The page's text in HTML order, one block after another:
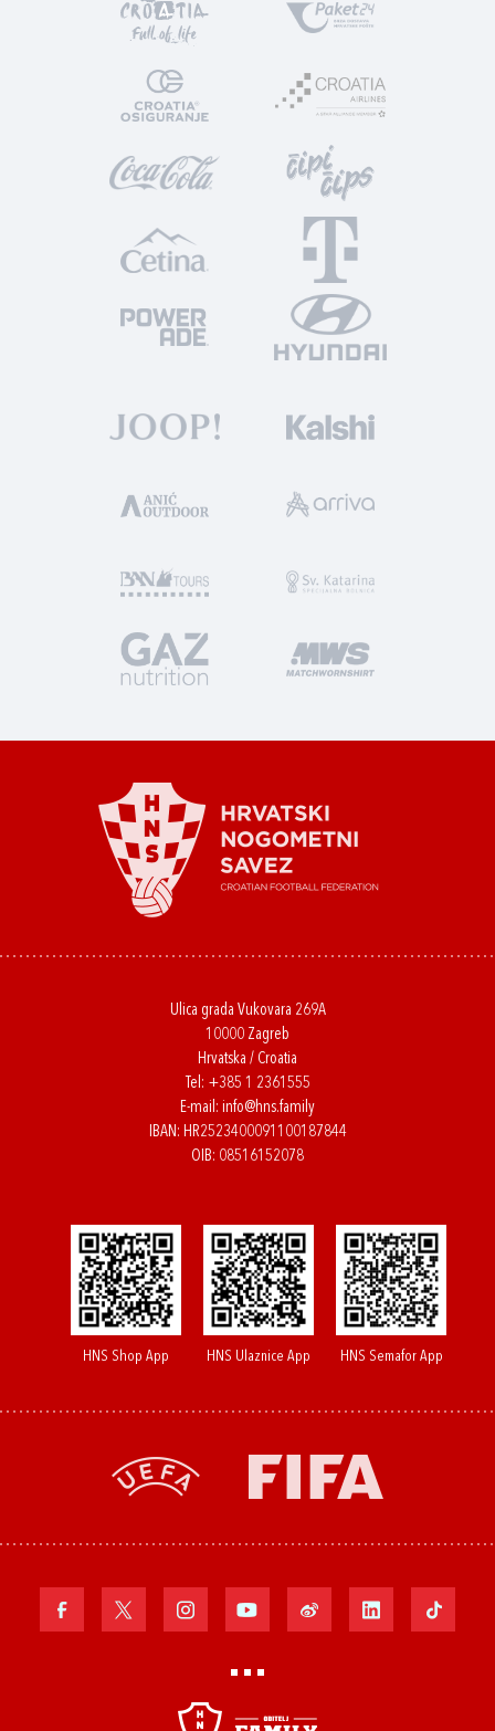
Ulica grada Vukovara 269A
10000 Zagreb
Hrvatska / Croatia
Tel: +385 1 2361555
E-mail: info@hns.family
IBAN: HR2523400091100187844
OIB: 08516152078
HNS Shop App HNS Ulaznice App HNS Semafor App